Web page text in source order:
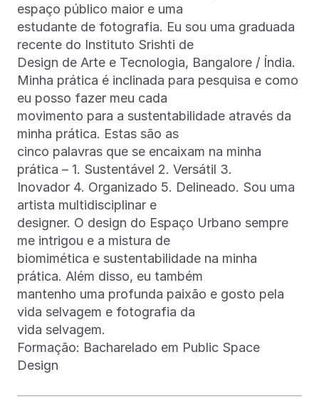
espaço público maior e uma
estudante de fotografia. Eu sou uma graduada
recente do Instituto Srishti de
Design de Arte e Tecnologia, Bangalore / Índia.
Minha prática é inclinada para pesquisa e como
eu posso fazer meu cada
movimento para a sustentabilidade através da
minha prática. Estas são as
cinco palavras que se encaixam na minha
prática – 1. Sustentável 2. Versátil 3.
Inovador 4. Organizado 5. Delineado. Sou uma
artista multidisciplinar e
designer. O design do Espaço Urbano sempre
me intrigou e a mistura de
biomimética e sustentabilidade na minha
prática. Além disso, eu também
mantenho uma profunda paixão e gosto pela
vida selvagem e fotografia da
vida selvagem.
Formação: Bacharelado em Public Space
Design